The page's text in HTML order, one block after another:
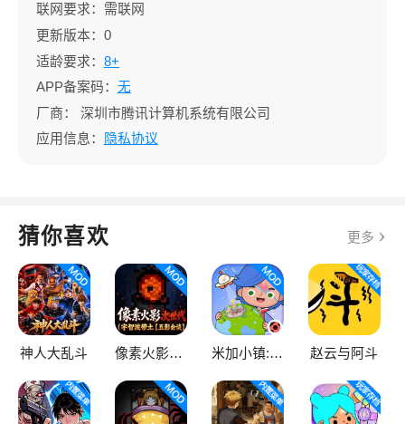
联网要求：需联网
更新版本：0
适龄要求： 8+
APP备案码： 无
厂商：
深圳市腾讯计算机系统有限公司
应用信息：
隐私协议
猜你喜欢 更多
神人大乱斗 像素火影次世代 米加小镇:世界 赵云与阿斗